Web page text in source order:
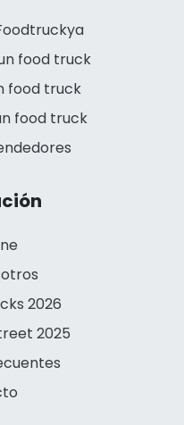
food truck
food truck
food truck
2026
2025